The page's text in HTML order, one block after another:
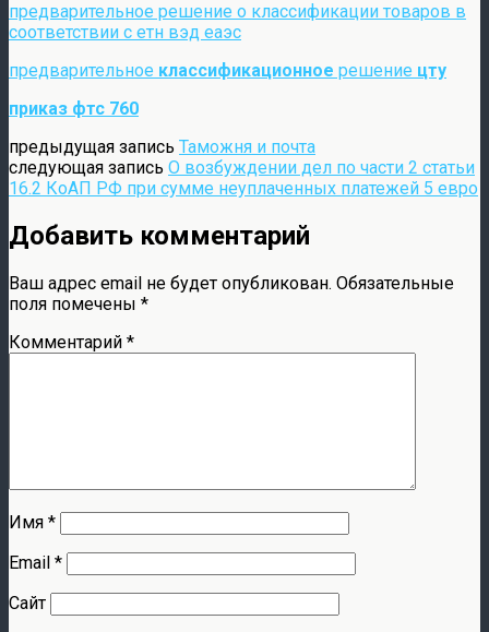
предварительное решение о классификации товаров в
соответствии с етн вэд еаэс
предварительное классификационное решение цту
приказ фтс 760
предыдущая запись Таможня и почта
следующая запись О возбуждении дел по части 2 статьи
16.2 КоАП РФ при сумме неуплаченных платежей 5 евро
Добавить комментарий
Ваш адрес email не будет опубликован. Обязательные
поля помечены *
Комментарий *
Имя *
Email *
Сайт